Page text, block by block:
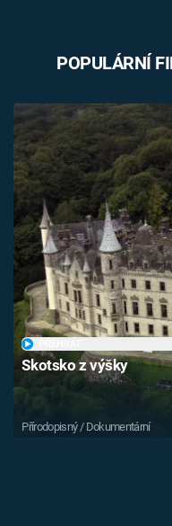
POPULÁRNÍ
Skotsko z výšky
Přírodopisný / Dokumentární